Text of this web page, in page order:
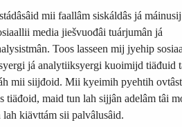
mii faallâm siskáldâs já máinusij
media jiešvuođâi tuárjumân já
Toos lasseen mij jyehip
já analytiiksyergi kuoimijd tiäđuid
mii siijđoid. Mii kyeimih pyehtih
tiäđoid, maid tun lah sijjân adelâm tâi
kiävttám sii palvâlusâid.